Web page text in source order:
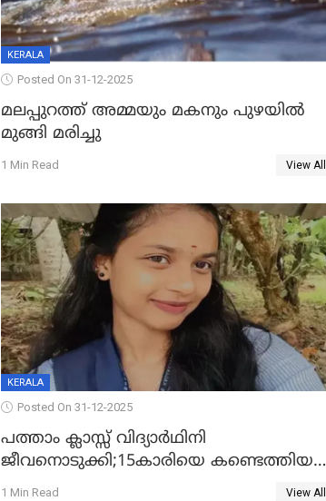
KERALA
Posted On 31-12-2025
മലപ്പുറത്ത് അമ്മയും മകനും പുഴയിൽ
മുങ്ങി മരിച്ചു
1 Min Read View All
KERALA
Posted On 31-12-2025
പത്താം ക്ലാസ്സ് വിദ്യാര്‍ഥിനി
ജീവനൊടുക്കി;15കാരിയെ കണ്ടെത്തിയത്
കിടപ്പുമുറിയില്‍ തൂങ്ങി മരിച്ച നിലയിൽ
1 Min Read View All